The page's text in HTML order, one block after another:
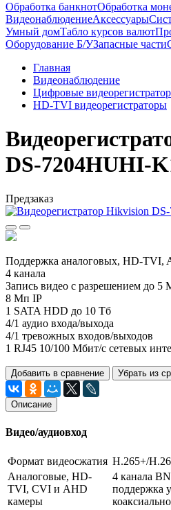
Обработка банкнотОбработка
ВидеонаблюдениеАксессуары
Умный домТабло курсов валют
Оборудование Б/УЗапасные части
Главная
Видеонаблюдение
Цифровые
HD-TVI видеорегистраторы
DS-7204HUHI-
Предзаказ
Поддержка аналоговых, HD-TVI,
4 канала
Запись видео с разрешением до
8 Мп IP
1 SATA HDD до 10 Тб
4/1 аудио входа/выхода
4/1 тревожных входов/выходов
1 RJ45 10/100 Мбит/с сетевых
Добавить в сравнение Убрать из
Описание
Видео/аудиовход
Формат видеосжатия H.265+/
Аналоговые, HD-
TVI, CVI и AHD
камеры
4 канала
поддержка